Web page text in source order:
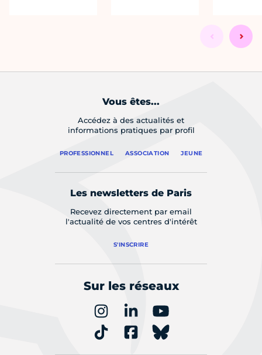
Vous êtes...
Accédez à des actualités et
informations pratiques par profil
PROFESSIONNEL ASSOCIATION JEUNE
Les newsletters de Paris
Recevez directement par email
l'actualité de vos centres d'intérêt
S'INSCRIRE
Sur les réseaux